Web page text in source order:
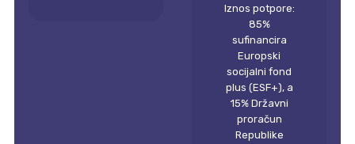
Iznos potpore:
85%
sufinancira
Europski
socijalni fond
plus (ESF+), a
15% Državni
proračun
Republike